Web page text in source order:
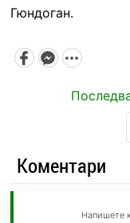
Гюндоган.
Коментари
Напишете